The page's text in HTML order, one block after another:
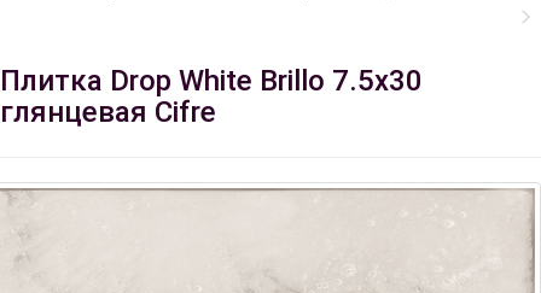
Плитка Drop White Brillo 7.5х30
глянцевая Cifre